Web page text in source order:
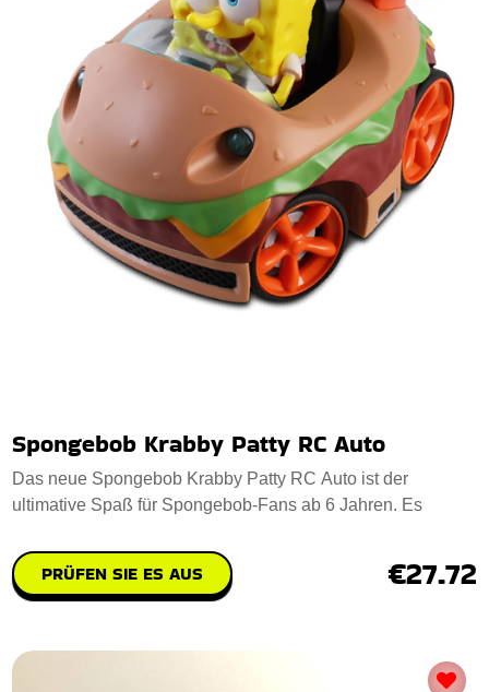
Spongebob Krabby Patty RC Auto
Das neue Spongebob Krabby Patty RC Auto ist der
ultimative Spaß für Spongebob-Fans ab 6 Jahren. Es
PRÜFEN SIE ES AUS €27.72